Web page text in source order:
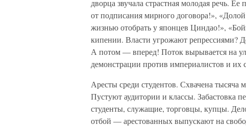
дворца звучала страстная молодая речь.
от подписания мирного договора!»,
жизнью отобрать у японцев Циндао!»,
кипении. Власти угрожают репрессиями?
А потом — вперед! Поток вырывается на
демонстрации против империалистов и их
Аресты среди студентов. Схвачена тысяча
Пустуют аудитории и классы. Забастовка
студенты, служащие, торговцы, купцы.
отбой — арестованных выпускают на